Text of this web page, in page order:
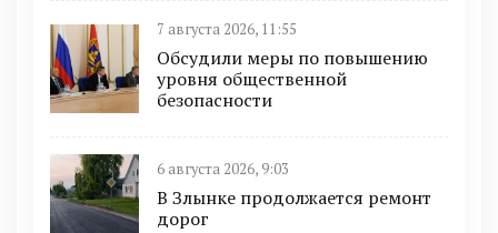
7 августа 2026, 11:55
Обсудили меры по повышению
уровня общественной
безопасности
6 августа 2026, 9:03
В Злынке продолжается ремонт
дорог